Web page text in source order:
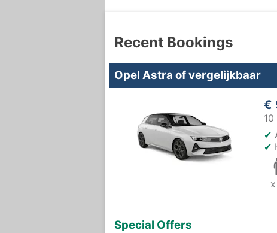
Recent Bookings
Opel Astra of vergelijkbaar
€
✔
✔
Special Offers